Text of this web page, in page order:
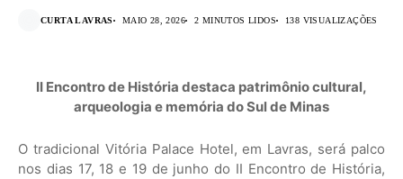
CURTA LAVRAS MAIO 28, 2026 2 MINUTOS LIDOS 138 VISUALIZAÇÕES
II Encontro de História destaca patrimônio cultural,
arqueologia e memória do Sul de Minas
O tradicional Vitória Palace Hotel, em Lavras, será palco
nos dias 17, 18 e 19 de junho do II Encontro de História,